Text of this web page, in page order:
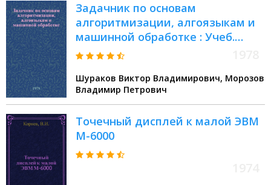
Задачник по основам
алгоритмизации, алгоязыкам и
машинной обработке : Учеб.
пособие для вузов по спец. "Орг.
Шураков Виктор Владимирович, Морозов
Владимир Петрович
Точечный дисплей к малой ЭВМ
М-6000